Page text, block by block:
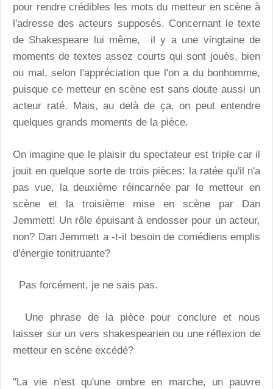
pour rendre crédibles les mots du metteur en scène à
l'adresse des acteurs supposés. Concernant le texte
de Shakespeare lui même, il y a une vingtaine de
moments de textes assez courts qui sont joués, bien
ou mal, selon l'appréciation que l'on a du bonhomme,
puisque ce metteur en scène est sans doute aussi un
acteur raté. Mais, au delà de ça, on peut entendre
quelques grands moments de la pièce.
On imagine que le plaisir du spectateur est triple car il
jouit en quelque sorte de trois pièces: la ratée qu'il n'a
pas vue, la deuxième réincarnée par le metteur en
scène et la troisième mise en scène par Dan
Jemmett! Un rôle épuisant à endosser pour un acteur,
non? Dan Jemmett a -t-il besoin de comédiens emplis
d'énergie tonitruante?
Pas forcément, je ne sais pas.
Une phrase de la pièce pour conclure et nous
laisser sur un vers shakespearien ou une réflexion de
metteur en scène excédé?
"La vie n'est qu'une ombre en marche, un pauvre